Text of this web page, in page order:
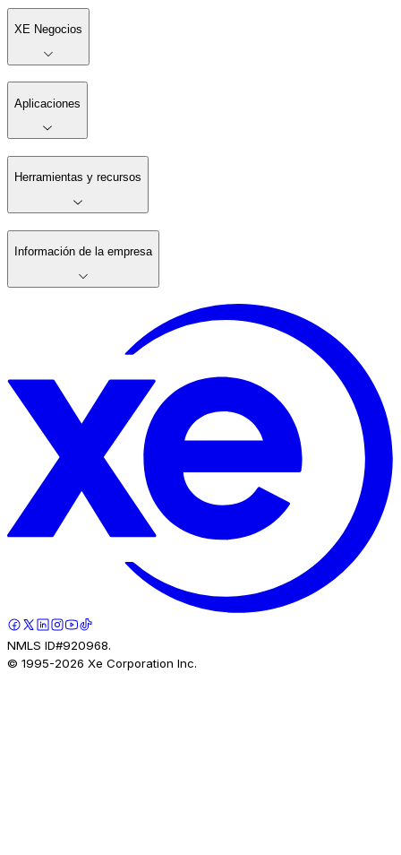
XE Negocios
Aplicaciones
Herramientas y recursos
Información de la empresa
NMLS ID#920968.
© 1995-2026 Xe Corporation Inc.